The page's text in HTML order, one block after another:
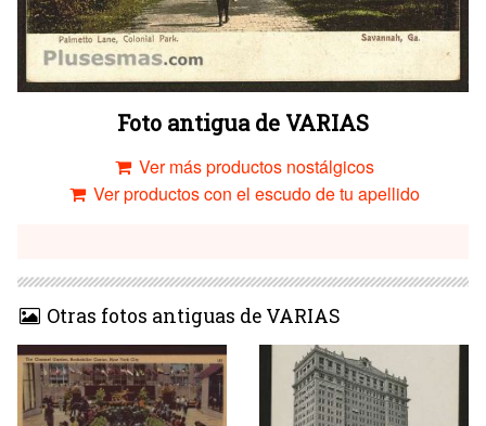
Foto antigua de VARIAS
Ver más productos nostálgicos
Ver productos con el escudo de tu apellido
Otras fotos antiguas de VARIAS